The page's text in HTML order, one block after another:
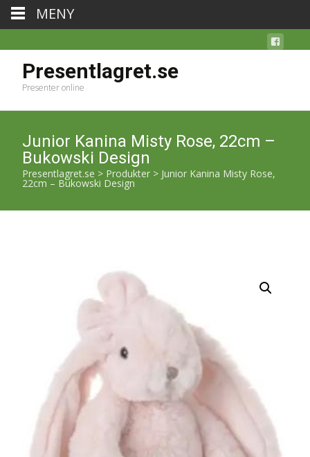
Presentlagret.se
Presenter online
Junior Kanina Misty Rose, 22cm –
Bukowski Design
Presentlagret.se > Produkter > Junior Kanina Misty Rose,
22cm – Bukowski Design
MENY